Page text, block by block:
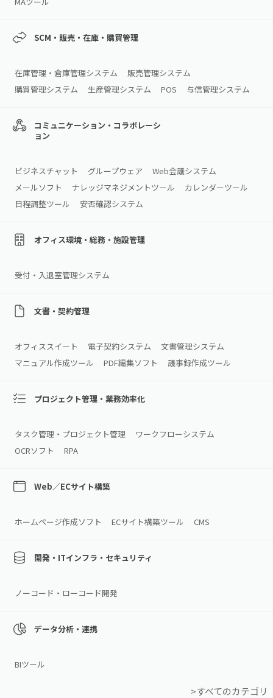
SCM・販売・在庫・購買管理
在庫管理・倉庫管理システム
販売管理システム
購買管理システム
生産管理システム POS 与信管理システム
コミュニケーション・コラボレーシ
ョン
ビジネスチャット グループウェア
Web会議システム
メールソフト
ナレッジマネジメントツール
カレンダーツール
日程調整ツール
安否確認システム
オフィス環境・総務・施設管理
受付・入退室管理システム
文書・契約管理
オフィススイート 電子契約システム
文書管理システム
マニュアル作成ツール
PDF編集ソフト 議事録作成ツール
プロジェクト管理・業務効率化
タスク管理・プロジェクト管理
ワークフローシステム
OCRソフト
RPA
Web／ECサイト構築
ホームページ作成ソフト ECサイト構築ツール CMS
開発・ITインフラ・セキュリティ
ノーコード・ローコード開発
データ分析・連携
BIツール
>すべてのカテゴリ